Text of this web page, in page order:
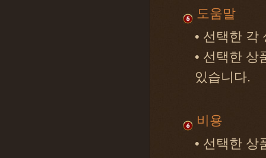
도움말
• 선택한 각
• 선택한 상
있습니다.
비용
• 선택한 상